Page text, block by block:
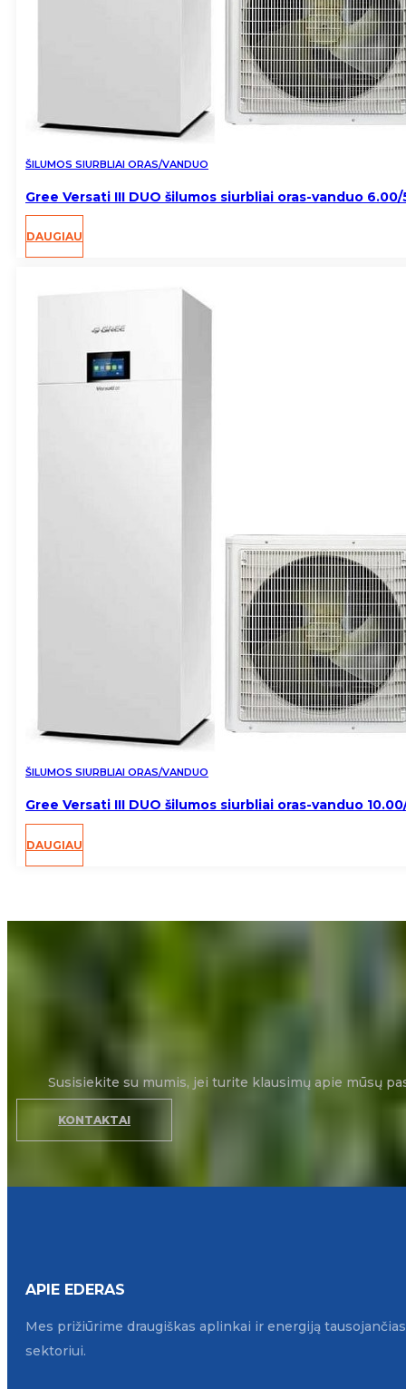
ŠILUMOS SIURBLIAI ORAS/VANDUO
Gree Versati III DUO šilumos siurbliai oras-vanduo
DAUGIAU
ŠILUMOS SIURBLIAI ORAS/VANDUO
Gree Versati III DUO šilumos siurbliai oras-vanduo
DAUGIAU
Susisiekite su mumis, jei turite klausimų apie mūsų
KONTAKTAI
APIE EDERAS
Mes prižiūrime draugiškas aplinkai ir energiją
sektoriui.